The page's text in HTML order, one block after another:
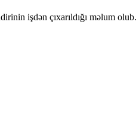
işdən çıxarıldığı məlum